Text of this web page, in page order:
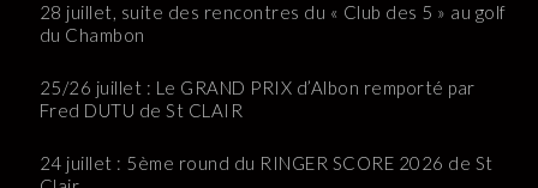
28 juillet, suite des rencontres du « Club des 5 » au golf
du Chambon
25/26 juillet : Le GRAND PRIX d’Albon remporté par
Fred DUTU de St CLAIR
24 juillet : 5ème round du RINGER SCORE 2026 de St